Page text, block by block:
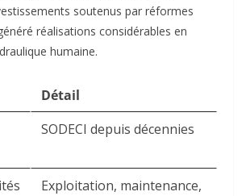
soutenus par réformes
réalisations considérables en
humaine.​
Détail
SODECI depuis décennies ​
Exploitation, maintenance,